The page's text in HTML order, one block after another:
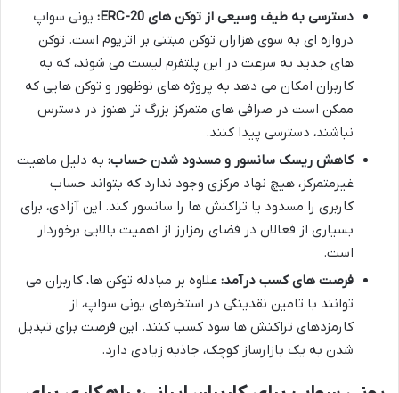
دسترسی به طیف وسیعی از توکن های ERC-20:
یونی سواپ
دروازه ای به سوی هزاران توکن مبتنی بر اتریوم است. توکن
های جدید به سرعت در این پلتفرم لیست می شوند، که به
کاربران امکان می دهد به پروژه های نوظهور و توکن هایی که
ممکن است در صرافی های متمرکز بزرگ تر هنوز در دسترس
نباشند، دسترسی پیدا کنند.
کاهش ریسک سانسور و مسدود شدن حساب: به دلیل ماهیت
غیرمتمرکز، هیچ نهاد مرکزی وجود ندارد که بتواند حساب
کاربری را مسدود یا تراکنش ها را سانسور کند. این آزادی، برای
بسیاری از فعالان در فضای رمزارز از اهمیت بالایی برخوردار
است.
فرصت های کسب درآمد: علاوه بر مبادله توکن ها، کاربران می
توانند با تامین نقدینگی در استخرهای یونی سواپ، از
کارمزدهای تراکنش ها سود کسب کنند. این فرصت برای تبدیل
شدن به یک بازارساز کوچک، جاذبه زیادی دارد.